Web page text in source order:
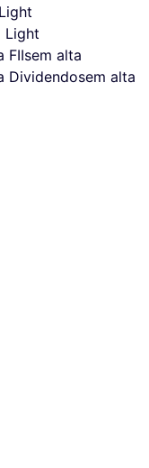
Light
FIIsem alta
Dividendosem alta